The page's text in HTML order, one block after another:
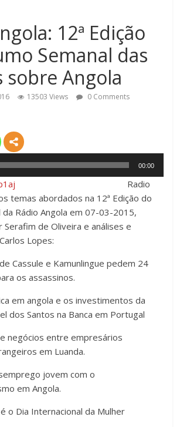
12ª Edição
Semanal das
sobre Angola
13503 Views 0 Comments
00:00
Radio
temas abordados na 12ª Edição do
Rádio Angola em 07-03-2015,
de Oliveira e análises e
Lopes:
Cassule e Kamunlingue pedem 24
os assassinos.
em angola e os investimentos da
dos Santos na Banca em Portugal
negócios entre empresários
em Luanda.
jovem com o
em Angola.
o Dia Internacional da Mulher